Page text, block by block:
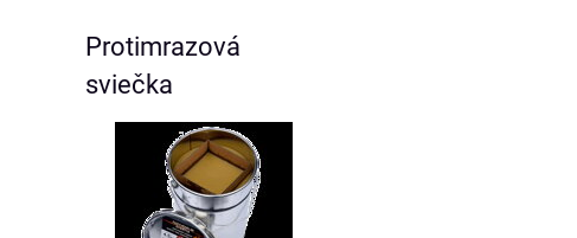
Protimrazová
sviečka